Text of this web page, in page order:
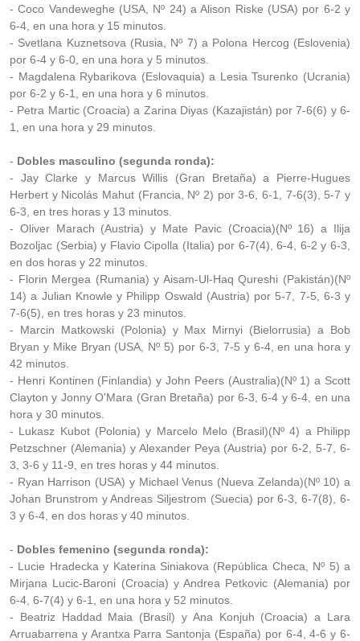
- Coco Vandeweghe (USA, Nº 24) a Alison Riske (USA) por 6-2 y
6-4, en una hora y 15 minutos.
- Svetlana Kuznetsova (Rusia, Nº 7) a Polona Hercog (Eslovenia)
por 6-4 y 6-0, en una hora y 5 minutos.
- Magdalena Rybarikova (Eslovaquia) a Lesia Tsurenko (Ucrania)
por 6-2 y 6-1, en una hora y 6 minutos.
- Petra Martic (Croacia) a Zarina Diyas (Kazajistán) por 7-6(6) y 6-
1, en una hora y 29 minutos.
- Dobles masculino (segunda ronda):
- Jay Clarke y Marcus Willis (Gran Bretaña) a Pierre-Hugues
Herbert y Nicolás Mahut (Francia, Nº 2) por 3-6, 6-1, 7-6(3), 5-7 y
6-3, en tres horas y 13 minutos.
- Oliver Marach (Austria) y Mate Pavic (Croacia)(Nº 16) a Ilija
Bozoljac (Serbia) y Flavio Cipolla (Italia) por 6-7(4), 6-4, 6-2 y 6-3,
en dos horas y 22 minutos.
- Florin Mergea (Rumania) y Aisam-Ul-Haq Qureshi (Pakistán)(Nº
14) a Julian Knowle y Philipp Oswald (Austria) por 5-7, 7-5, 6-3 y
7-6(5), en tres horas y 23 minutos.
- Marcin Matkowski (Polonia) y Max Mirnyi (Bielorrusia) a Bob
Bryan y Mike Bryan (USA, Nº 5) por 6-3, 7-5 y 6-4, en una hora y
42 minutos.
- Henri Kontinen (Finlandia) y John Peers (Australia)(Nº 1) a Scott
Clayton y Jonny O'Mara (Gran Bretaña) por 6-3, 6-4 y 6-4, en una
hora y 30 minutos.
- Lukasz Kubot (Polonia) y Marcelo Melo (Brasil)(Nº 4) a Philipp
Petzschner (Alemania) y Alexander Peya (Austria) por 6-2, 5-7, 6-
3, 3-6 y 11-9, en tres horas y 44 minutos.
- Ryan Harrison (USA) y Michael Venus (Nueva Zelanda)(Nº 10) a
Johan Brunstrom y Andreas Siljestrom (Suecia) por 6-3, 6-7(8), 6-
3 y 6-4, en dos horas y 40 minutos.
- Dobles femenino (segunda ronda):
- Lucie Hradecka y Katerina Siniakova (República Checa, Nº 5) a
Mirjana Lucic-Baroni (Croacia) y Andrea Petkovic (Alemania) por
6-4, 6-7(4) y 6-1, en una hora y 52 minutos.
- Beatriz Haddad Maia (Brasil) y Ana Konjuh (Croacia) a Lara
Arruabarrena y Arantxa Parra Santonja (España) por 6-4, 4-6 y 6-